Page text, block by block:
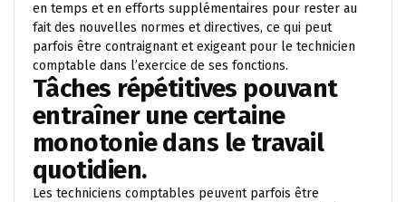
en temps et en efforts supplémentaires pour rester au
fait des nouvelles normes et directives, ce qui peut
parfois être contraignant et exigeant pour le technicien
comptable dans l’exercice de ses fonctions.
Tâches répétitives pouvant
entraîner une certaine
monotonie dans le travail
quotidien.
Les techniciens comptables peuvent parfois être